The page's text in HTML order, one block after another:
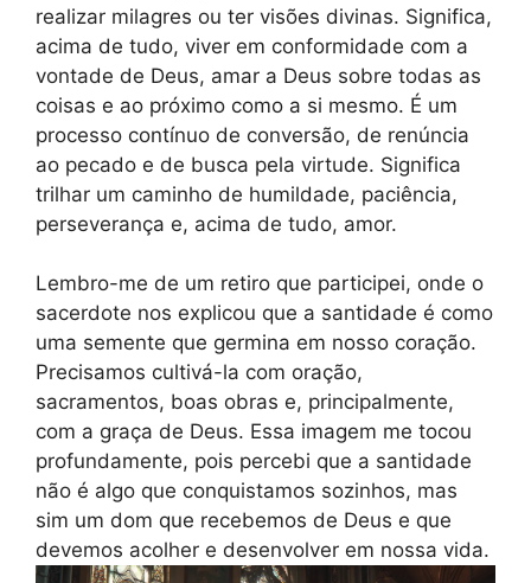
realizar milagres ou ter visões divinas. Significa,
acima de tudo, viver em conformidade com a
vontade de Deus, amar a Deus sobre todas as
coisas e ao próximo como a si mesmo. É um
processo contínuo de conversão, de renúncia
ao pecado e de busca pela virtude. Significa
trilhar um caminho de humildade, paciência,
perseverança e, acima de tudo, amor.
Lembro-me de um retiro que participei, onde o
sacerdote nos explicou que a santidade é como
uma semente que germina em nosso coração.
Precisamos cultivá-la com oração,
sacramentos, boas obras e, principalmente,
com a graça de Deus. Essa imagem me tocou
profundamente, pois percebi que a santidade
não é algo que conquistamos sozinhos, mas
sim um dom que recebemos de Deus e que
devemos acolher e desenvolver em nossa vida.